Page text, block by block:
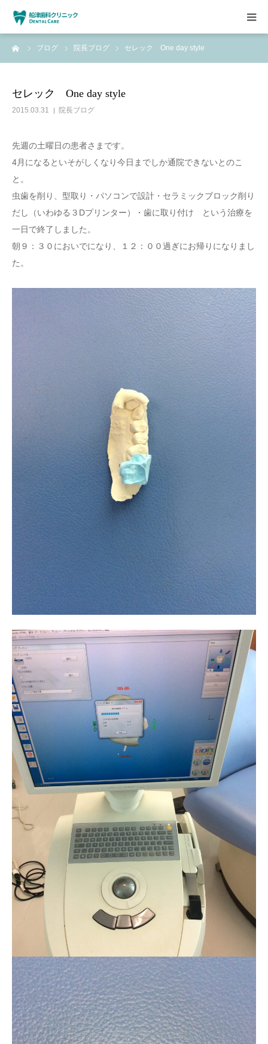
ブログ 院長ブログ セレック One day style
セレック One day style
2015.03.31 院長ブログ
先週の土曜日の患者さまです。
4月になるといそがしくなり今日までしか通院できないとのこ
と。
虫歯を削り、型取り・パソコンで設計・セラミックブロック削り
だし（いわゆる３Dプリンター）・歯に取り付け という治療を
一日で終了しました。
朝９：３０においでになり、１２：００過ぎにお帰りになりまし
た。
HOME